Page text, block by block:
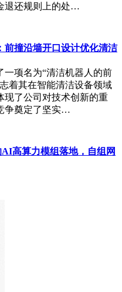
退还规则上的处…
前撞沿墙开口设计优化清洁
一项名为“清洁机器人的前
着其在智能清洁设备领域
现了公司对技术创新的重
争奠定了坚实…
高算力模组落地，自组网